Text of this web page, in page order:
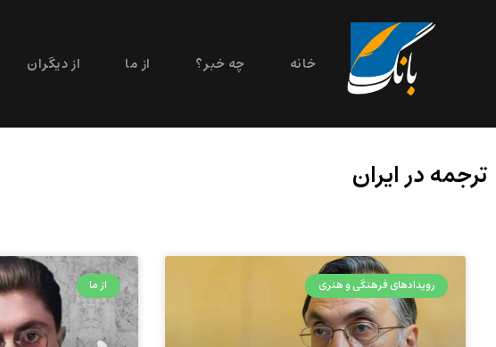
خانه چه خبر؟ از ما از دیگران
ترجمه در ایران
رویدادهای فرهنگی و هنری از ما